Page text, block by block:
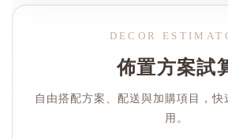
DECOR
佈置方案試
自由搭配方案、配送與加購項目，
用。